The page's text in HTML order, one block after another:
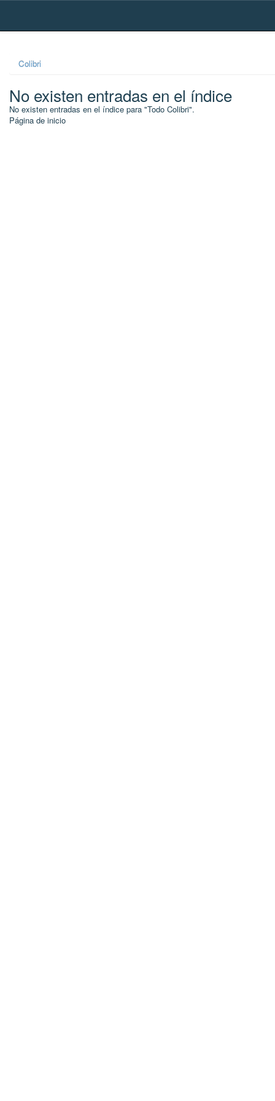
Skip
Colibri
No existen entradas en el índice
No existen entradas en el índice para "Todo Colibri".
Página de inicio